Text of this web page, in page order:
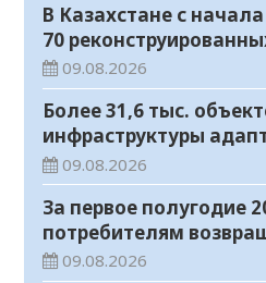
В Казахстане с
70
железнодорожных
09.08.2026
Более 31,6 тыс.
инфраструктуры
с инвалидностью
09.08.2026
За первое полугодие
потребителям
тенге
09.08.2026